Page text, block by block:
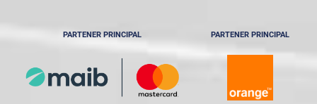
PARTENER PRINCIPAL PARTENER PRINCIPAL